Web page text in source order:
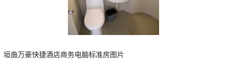
垣曲万豪快捷酒店商务电脑标准房图片